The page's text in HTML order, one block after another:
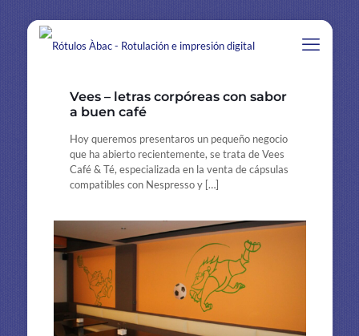
Vees – letras corpóreas con sabor
a buen café
Hoy queremos presentaros un pequeño negocio
que ha abierto recientemente, se trata de Vees
Café & Té, especializada en la venta de cápsulas
compatibles con Nespresso y[…]